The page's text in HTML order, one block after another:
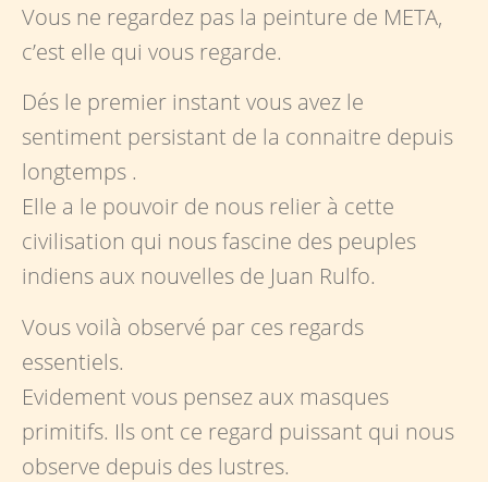
Vous ne regardez pas la peinture de META,
c’est elle qui vous regarde.
Dés le premier instant vous avez le
sentiment persistant de la connaitre depuis
longtemps .
Elle a le pouvoir de nous relier à cette
civilisation qui nous fascine des peuples
indiens aux nouvelles de Juan Rulfo.
Vous voilà observé par ces regards
essentiels.
Evidement vous pensez aux masques
primitifs. Ils ont ce regard puissant qui nous
observe depuis des lustres.